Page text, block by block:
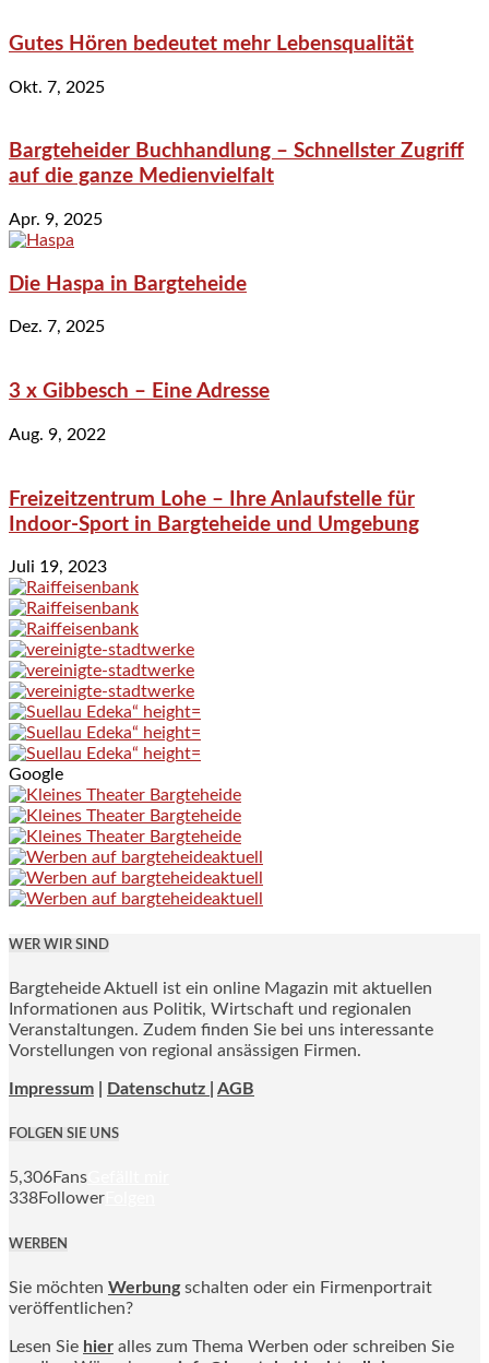
Gutes Hören bedeutet mehr Lebensqualität
Okt. 7, 2025
Bargteheider Buchhandlung – Schnellster Zugriff
auf die ganze Medienvielfalt
Apr. 9, 2025
Die Haspa in Bargteheide
Dez. 7, 2025
3 x Gibbesch – Eine Adresse
Aug. 9, 2022
Freizeitzentrum Lohe – Ihre Anlaufstelle für
Indoor-Sport in Bargteheide und Umgebung
Juli 19, 2023
Google
WER WIR SIND
Bargteheide Aktuell ist ein online Magazin mit aktuellen
Informationen aus Politik, Wirtschaft und regionalen
Veranstaltungen. Zudem finden Sie bei uns interessante
Vorstellungen von regional ansässigen Firmen.
Impressum Datenschutz | AGB
FOLGEN SIE UNS
5,306Fans
338Follower
WERBEN
Sie möchten Werbung schalten oder ein Firmenportrait
veröffentlichen?
Lesen Sie hier alles zum Thema Werben oder schreiben Sie